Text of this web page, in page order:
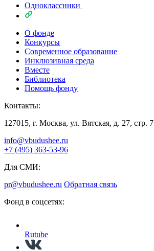
Одноклассники
О фонде
Конкурсы
Современное образование
Инклюзивная среда
Вместе
Библиотека
Помощь фонду
Контакты:
127015, г. Москва, ул. Вятская, д. 27, стр. 7
info@vbudushee.ru
+7 (495) 363-53-96
Для СМИ:
pr@vbudushee.ru Обратная связь
Фонд в соцсетях:
Rutube